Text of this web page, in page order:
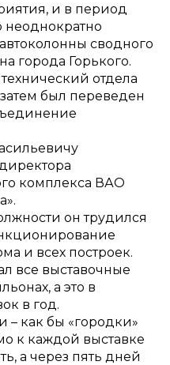
и в период
сводного
города Горького.
отдела
был переведен
комплекса ВАО
он трудился
и всех построек.
все выставочные
а это в
в год.
– как бы «городки»
к каждой выставке
а через пять дней